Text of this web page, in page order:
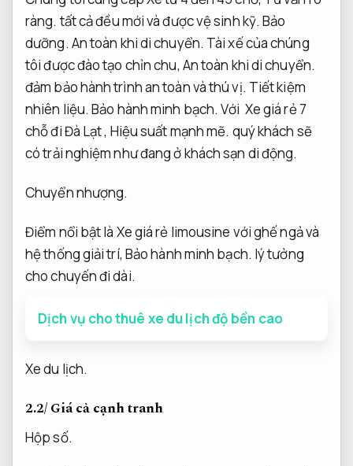
ràng. tất cả đều mới và được vệ sinh kỹ.Bảo
dưỡng. An toàn khi di chuyển. Tài xế của chúng
tôi được đào tạo chỉn chu, An toàn khi di chuyển.
đảm bảo hành trình an toàn và thú vị. Tiết kiệm
nhiên liệu. Bảo hành minh bạch. Với Xe giá rẻ 7
chỗ đi Đà Lạt, Hiệu suất mạnh mẽ. quý khách sẽ
có trải nghiệm như đang ở khách sạn di động.
Chuyển nhượng.
Điểm nổi bật là Xe giá rẻ limousine với ghế ngả và
hệ thống giải trí, Bảo hành minh bạch. lý tưởng
cho chuyến đi dài.
Dịch vụ cho thuê xe du lịch độ bền cao
Xe du lịch.
2.2/ Giá cả cạnh tranh
Hộp số.